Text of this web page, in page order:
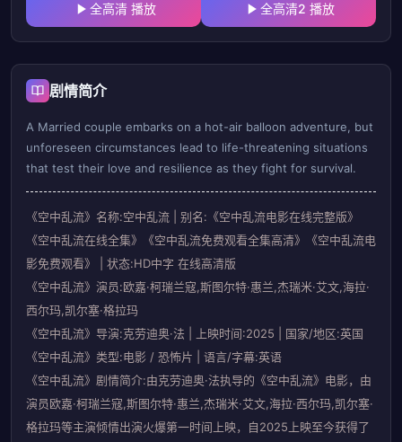
全高清 播放 全高清2 播放
剧情简介
A Married couple embarks on a hot-air balloon adventure, but
unforeseen circumstances lead to life-threatening situations
that test their love and resilience as they fight for survival.
《空中乱流》名称:空中乱流 | 别名:《空中乱流电影在线完整版》
《空中乱流在线全集》《空中乱流免费观看全集高清》《空中乱流电
影免费观看》 | 状态:HD中字 在线高清版
《空中乱流》演员:欧嘉·柯瑞兰寇,斯图尔特·惠兰,杰瑞米·艾文,海拉·
西尔玛,凯尔塞·格拉玛
《空中乱流》导演:克劳迪奥·法 | 上映时间:2025 | 国家/地区:英国
《空中乱流》类型:电影 / 恐怖片 | 语言/字幕:英语
《空中乱流》剧情简介:由克劳迪奥·法执导的《空中乱流》电影，由
演员欧嘉·柯瑞兰寇,斯图尔特·惠兰,杰瑞米·艾文,海拉·西尔玛,凯尔塞·
格拉玛等主演倾情出演火爆第一时间上映，自2025上映至今获得了